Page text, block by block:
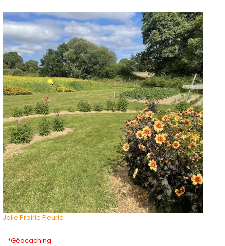
Jolie Prairie Fleurie
*Géocaching